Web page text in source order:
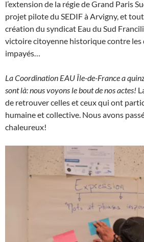
l’extension de la régie de Grand Paris
projet pilote du SEDIF à Arvigny, et
création du syndicat Eau du Sud
victoire citoyenne historique contre les
impayés…
La Coordination EAU Île-de-France a
sont là: nous voyons le bout de nos actes!
de retrouver celles et ceux qui ont
humaine et collective. Nous avons
chaleureux!